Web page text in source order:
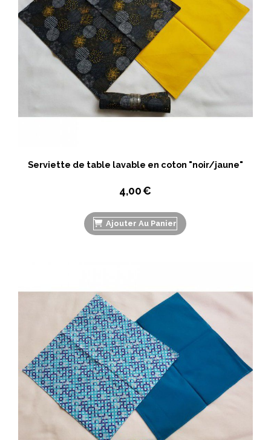
Serviette de table lavable en coton "noir/jaune"
4,00€
Ajouter Au Panier